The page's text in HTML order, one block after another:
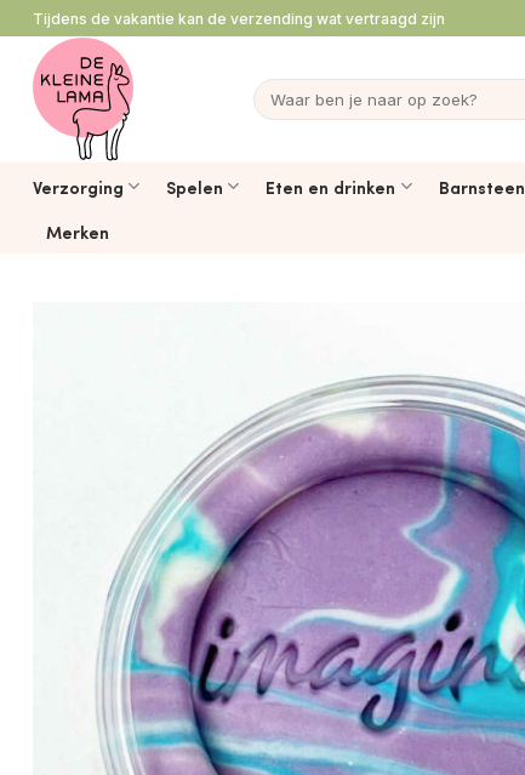
naar
inhoud
Tijdens de vakantie kan de verzending wat vertraagd zijn
Zoeken
naar:
Verzorging Spelen Eten en drinken Barnsteen
Merken